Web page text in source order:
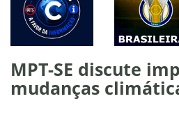
MPT-SE discute
mudanças